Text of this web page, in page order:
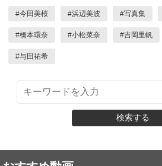
#今田美桜 #浜辺美波 #写真集
#橋本環奈 #小松菜奈 #吉岡里帆
#与田祐希
検索する